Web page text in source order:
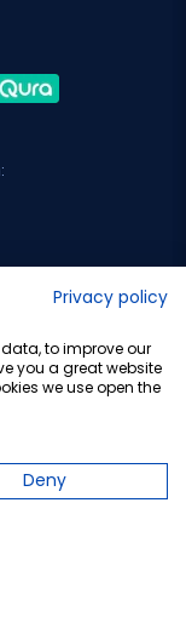
Privacy policy
to improve our
you a great website
we use open the
Deny